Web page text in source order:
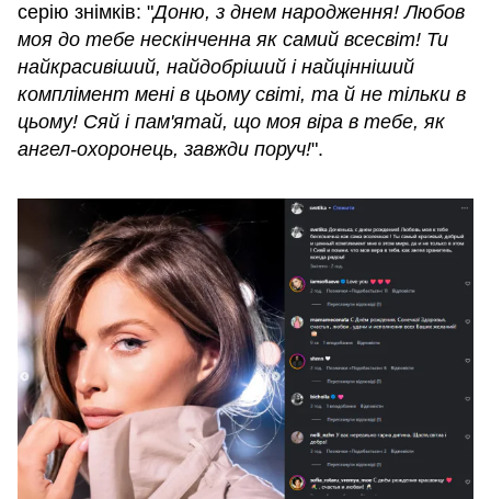
серію знімків: "Доню, з днем ​​народження! Любов
моя до тебе нескінченна як самий всесвіт! Ти
найкрасивіший, найдобріший і найцінніший
комплімент мені в цьому світі, та й не тільки в
цьому! Сяй і пам'ятай, що моя віра в тебе, як
ангел-охоронець, завжди поруч!".